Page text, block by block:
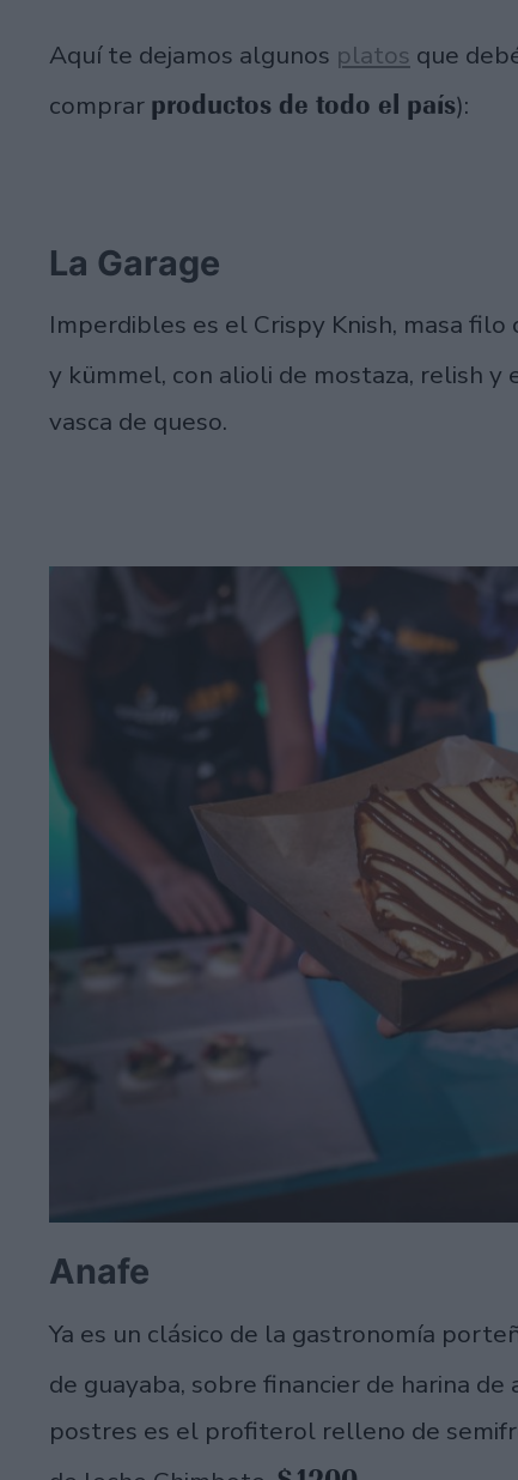
Aquí te dejamos algunos platos que
comprar productos de todo el país):
La Garage
Imperdibles es el Crispy Knish, masa
y kümmel, con alioli de mostaza, relish y
vasca de queso.
Anafe
Ya es un clásico de la gastronomía
de guayaba, sobre financier de harina de
postres es el profiterol relleno de